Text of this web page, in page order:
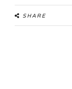
SHARE